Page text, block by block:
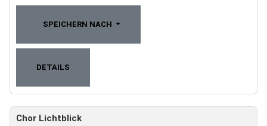
SPEICHERN NACH
DETAILS
Chor Lichtblick